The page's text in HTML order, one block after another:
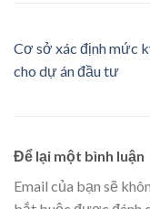
Cơ sở xác định mức
cho dự án đầu tư
Để lại một bình luận
Email của bạn sẽ